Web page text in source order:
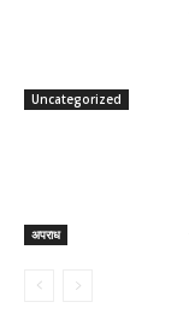
Uncategorized
अपराध